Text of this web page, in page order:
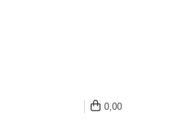
0,00